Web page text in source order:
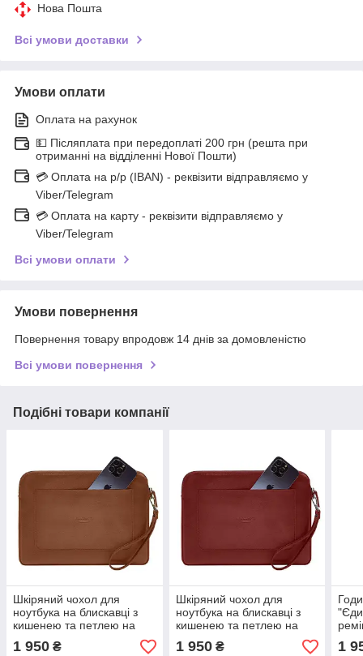
Нова Пошта
Всі умови доставки
Умови оплати
Оплата на рахунок
💵 Післяплата при передоплаті 200 грн (решта при
отриманні на відділенні Нової Пошти)
💳 Оплата на р/р (IBAN) - реквізити відправляємо у
Viber/Telegram
💳 Оплата на карту - реквізити відправляємо у
Viber/Telegram
Всі умови оплати
Умови повернення
Повернення товару впродовж 14 днів за домовленістю
Всі умови повернення
Подібні товари компанії
Шкіряний чохол для
ноутбука на блискавці з
кишенею та петлею на
руку (світло-коричневий)
1 950 ₴
Шкіряний чохол для
ноутбука на блискавці з
кишенею та петлею на
руку (червоний)
1 950₴ 1